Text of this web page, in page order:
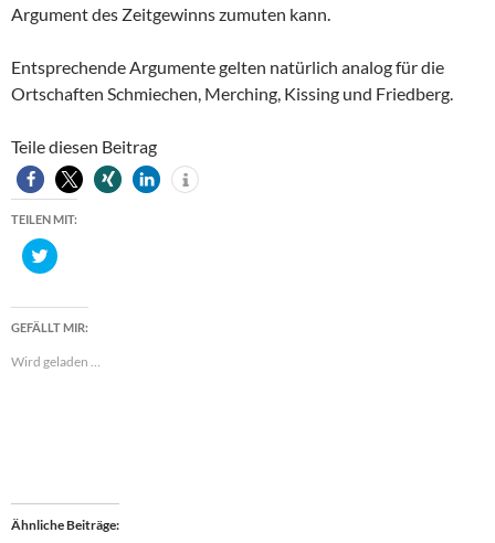
Argument des Zeitgewinns zumuten kann.
Entsprechende Argumente gelten natürlich analog für die
Ortschaften Schmiechen, Merching, Kissing und Friedberg.
Teile diesen Beitrag
TEILEN MIT:
K
l
k
,
u
m
ü
r
z
GEFÄLLT MIR:
Wird geladen …
Ähnliche Beiträge